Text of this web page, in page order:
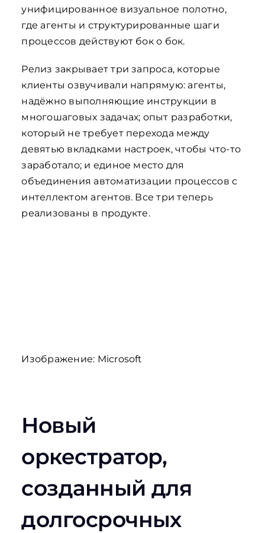
унифицированное визуальное полотно,
где агенты и структурированные шаги
процессов действуют бок о бок.
Релиз закрывает три запроса, которые
клиенты озвучивали напрямую: агенты,
надёжно выполняющие инструкции в
многошаговых задачах; опыт разработки,
который не требует перехода между
девятью вкладками настроек, чтобы что-то
заработало; и единое место для
объединения автоматизации процессов с
интеллектом агентов. Все три теперь
реализованы в продукте.
Изображение: Microsoft
Новый
оркестратор,
созданный для
долгосрочных